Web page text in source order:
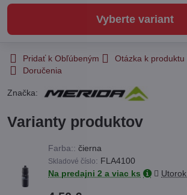
Vyberte variant
Pridať k Obľúbeným Otázka k produktu
Doručenia
Značka:
Varianty produktov
Farba:: čierna
Skladové číslo: FLA4100
Na predajni 2 a viac ks
Utorok